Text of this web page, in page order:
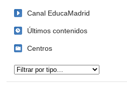
Canal EducaMadrid
Últimos contenidos
Centros